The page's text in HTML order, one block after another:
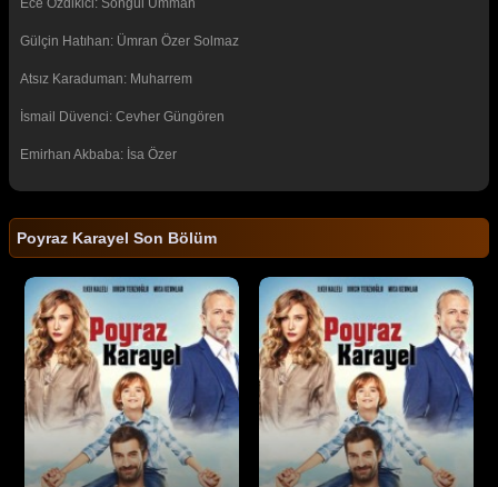
Gülçin Hatıhan: Ümran Özer Solmaz
Atsız Karaduman: Muharrem
İsmail Düvenci: Cevher Güngören
Emirhan Akbaba: İsa Özer
Poyraz Karayel Son Bölüm